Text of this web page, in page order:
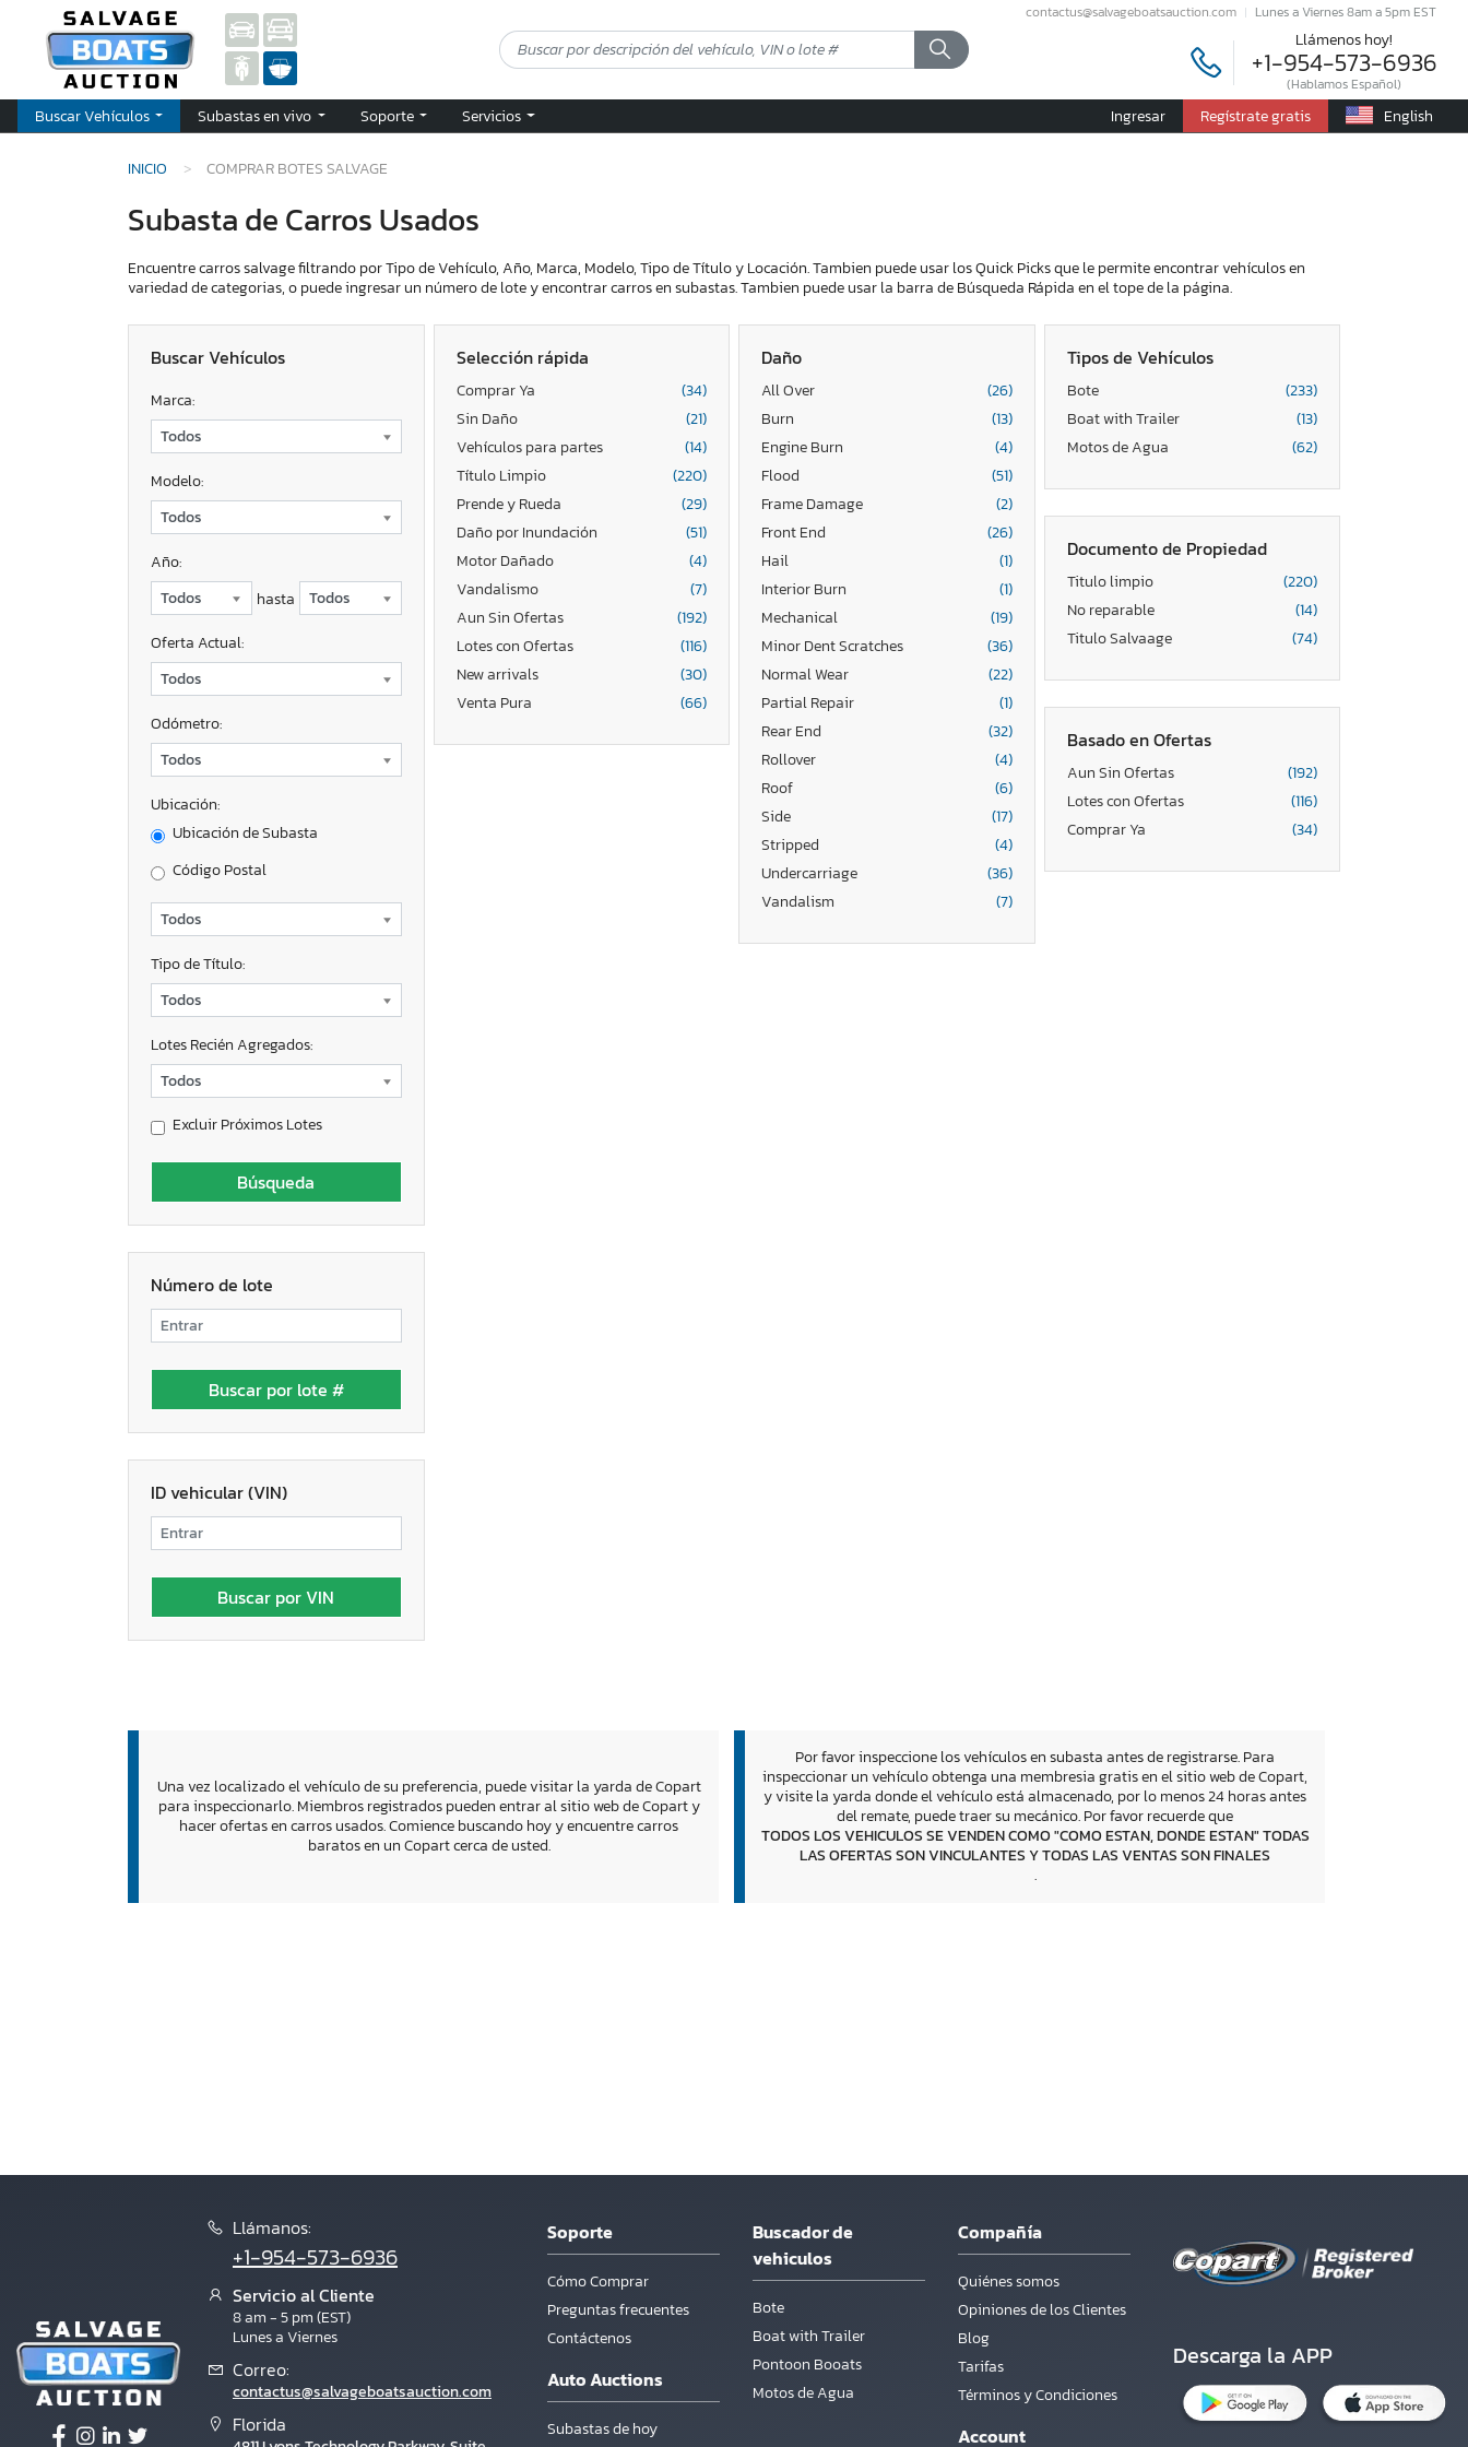
contactus@salvageboatsauction.com Lunes a Viernes 8am a 5pm EST
Llámenos hoy!
+1-954-573-6936
(Hablamos Español)
Buscar Vehículos Subastas en vivo Soporte Servicios Ingresar Regístrate gratis English
INICIO COMPRAR BOTES SALVAGE
Subasta de Carros Usados
Encuentre carros salvage filtrando por Tipo de Vehículo, Año, Marca, Modelo, Tipo de Título y Locación. Tambien puede usar los Quick Picks que le permite encontrar vehículos en
variedad de categorias, o puede ingresar un número de lote y encontrar carros en subastas. Tambien puede usar la barra de Búsqueda Rápida en el tope de la página.
Buscar Vehículos
Año:
hasta
Marca:
Modelo:
Oferta Actual:
Odómetro:
Ubicación:
Ubicación de Subasta
Código Postal
Tipo de Título:
Lotes Recién Agregados:
Excluir Próximos Lotes
Número de lote
ID vehicular (VIN)
Selección rápida
Comprar Ya
(34)
Sin Daño
(21)
Vehículos para partes
(14)
Título Limpio
(220)
Prende y Rueda
(29)
Daño por Inundación
(51)
Motor Dañado
(4)
Vandalismo
(7)
Aun Sin Ofertas
(192)
Lotes con Ofertas
(116)
New arrivals
(30)
Venta Pura
(66)
Daño
All Over
(26)
Burn
(13)
Engine Burn
(4)
Flood
(51)
Frame Damage
(2)
Front End
(26)
Hail
(1)
Interior Burn
(1)
Mechanical
(19)
Minor Dent Scratches
(36)
Normal Wear
(22)
Partial Repair
(1)
Rear End
(32)
Rollover
(4)
Roof
(6)
Side
(17)
Stripped
(4)
Undercarriage
(36)
Vandalism
(7)
Tipos de Vehículos
Bote
(233)
Boat with Trailer
(13)
Motos de Agua
(62)
Documento de Propiedad
Titulo limpio
(220)
No reparable
(14)
Titulo Salvaage
(74)
Basado en Ofertas
Aun Sin Ofertas
(192)
Lotes con Ofertas
(116)
Comprar Ya
(34)
Una vez localizado el vehículo de su preferencia, puede visitar la yarda de Copart
para inspeccionarlo. Miembros registrados pueden entrar al sitio web de Copart y
hacer ofertas en carros usados. Comience buscando hoy y encuentre carros
baratos en un Copart cerca de usted.
Por favor inspeccione los vehículos en subasta antes de registrarse. Para
inspeccionar un vehículo obtenga una membresia gratis en el sitio web de Copart,
y visite la yarda donde el vehículo está almacenado, por lo menos 24 horas antes
del remate, puede traer su mecánico. Por favor recuerde que
TODOS LOS VEHICULOS SE VENDEN COMO "COMO ESTAN, DONDE ESTAN" TODAS
LAS OFERTAS SON VINCULANTES Y TODAS LAS VENTAS SON FINALES
.
Llámanos:
+1-954-573-6936
Servicio al Cliente
8 am - 5 pm (EST)
Lunes a Viernes
Correo:
contactus@salvageboatsauction.com
Florida
Soporte
Cómo Comprar
Preguntas frecuentes
Contáctenos
Auto Auctions
Subastas de hoy
Buscador de
vehiculos
Bote
Boat with Trailer
Pontoon Booats
Motos de Agua
Compañía
Quiénes somos
Opiniones de los Clientes
Blog
Tarifas
Términos y Condiciones
Account
Descarga la APP